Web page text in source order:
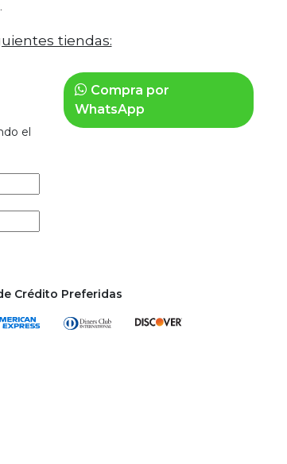
tiendas:
el
Compra por
WhatsApp
Crédito Preferidas